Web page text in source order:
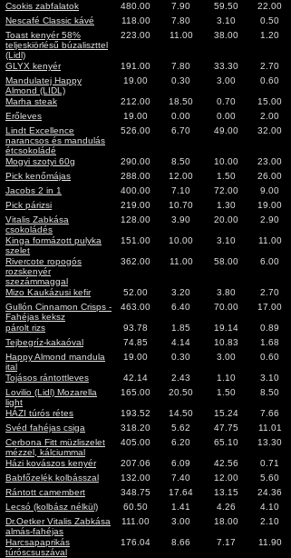
Csokis zabfalatok
480.00 7.90 59.50
22.00
Nescafé Classic kávé
118.00 7.80 3.10
0.50
Toast kenyér 58%
teljeskiörlésű búzaliszttel
(Lidl)
223.00 11.00 38.00 1.20
GLYX kenyér 191.00 7.80 33.30
2.70
Mandulatej Happy
Almond (LIDL)
19.00 0.30 3.00 0.60
Marha steak 212.00 18.50 0.70
15.00
Erőleves
19.00 0.00 0.00
2.00
Lindt Excellence
narancsos és mandulás
étcsokoládé
526.00 6.70 49.00 32.00
Mogyi szotyi 60g 290.00 8.50 10.00
23.00
Pick kenőmájas
288.00 12.00 1.50
26.00
Jacobs 2 in 1
400.00 7.10 72.00
9.00
Pick párizsi
219.00 10.70 1.30
19.00
Vitalis Zabkása
csokoládés
128.00 3.90 20.00 2.90
Kinga formázott pulyka
szelet
151.00 10.00 3.10 11.00
Rivercote ropogós
rozskenyér
szezámmaggal
362.00 11.00 58.00 6.00
Mizo Kaukázusi kefir 52.00 3.20 3.80
2.70
Gullón Cinnamon Crisps -
Fahéjas keksz
463.00 6.40 70.00 17.00
párolt rizs 93.78 1.85 19.14
0.89
Tejbegríz-kakaóval
74.85 4.14 10.83
1.68
Happy Almond mandula
ital
19.00 0.30 3.00 0.60
Tojásos rántottleves 42.14 2.43 1.10
3.10
Lovilio (Lidl) Mozarella
light
165.00 20.50 1.50 8.50
HÁZI túrós rétes 193.52 14.50 15.24
7.66
Svéd fahéjas csiga
318.20 5.62 47.75
11.01
Cerbona Fitt müzliszelet
mézzel, kálciummal
405.00 6.20 65.10 13.30
Házi kovászos kenyér 207.06 6.09 42.56
0.71
Babfőzelék kolbásszal
132.00 7.40 12.00
5.60
Rántott camembert
348.75 17.64 13.15
24.36
Lecsó (kolbász nélkül)
60.50 1.41 4.26
4.10
Dr.Oetker Vitalis Zabkása
almás-fahéjas
111.00 3.00 18.00 2.10
Harcsapaprikás
túróscsuszával
176.04 8.66 7.17 11.90